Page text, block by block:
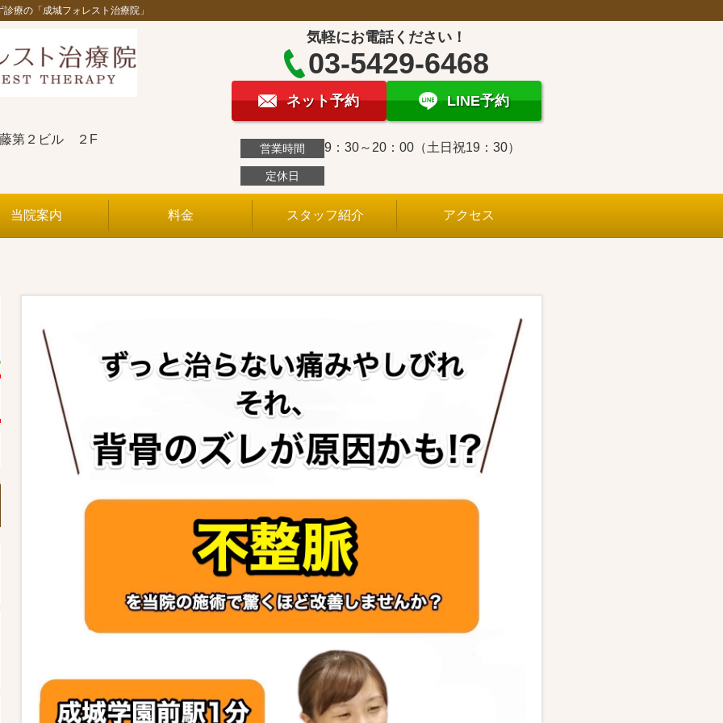
療の「成城フォレスト治療院」
第２ビル ２F
気軽にお電話ください！
03-5429-6468
ネット予約 LINE予約
営業時間 9：30～20：00（土日祝19：30）
定休日
当院案内 料金 スタッフ紹介 アクセス